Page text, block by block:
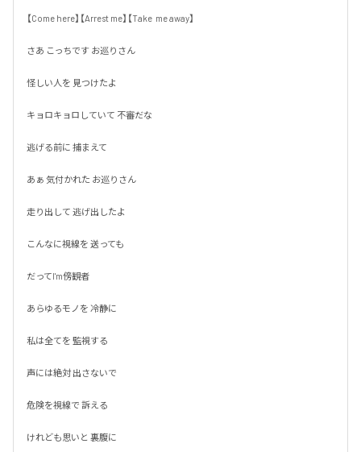
【Come here】【Arrest me】【Take  me away】
さあ こっちです お巡りさん
怪しい人を 見つけたよ
キョロキョロしていて 不審だな
逃げる前に 捕まえて
あぁ 気付かれた お巡りさん
走り出して 逃げ出したよ
こんなに視線を 送っても
だってI'm傍観者
あらゆるモノを 冷静に
私は全てを 監視する
声には絶対 出さないで
危険を視線で 訴える
けれども思いと 裏腹に